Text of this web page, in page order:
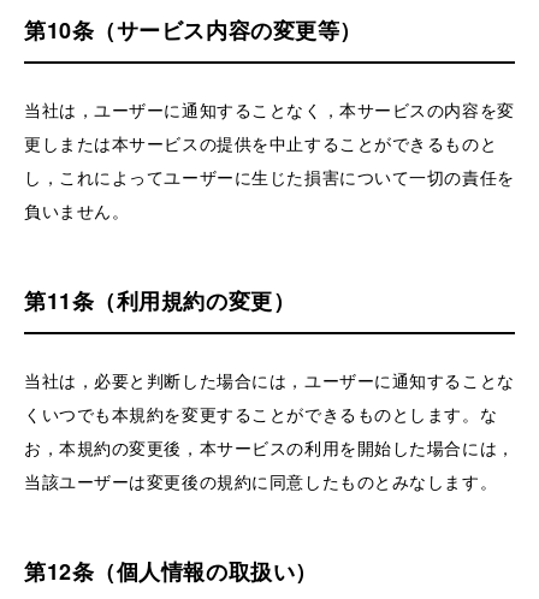
第10条（サービス内容の変更等）
当社は，ユーザーに通知することなく，本サービスの内容を変
更しまたは本サービスの提供を中止することができるものと
し，これによってユーザーに生じた損害について一切の責任を
負いません。
第11条（利用規約の変更）
当社は，必要と判断した場合には，ユーザーに通知することな
くいつでも本規約を変更することができるものとします。な
お，本規約の変更後，本サービスの利用を開始した場合には，
当該ユーザーは変更後の規約に同意したものとみなします。
第12条（個人情報の取扱い）